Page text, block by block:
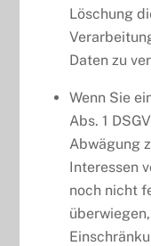
Löschung
Daten zu
Wenn Sie
Abs. 1
Abwägung
Interessen
noch nicht